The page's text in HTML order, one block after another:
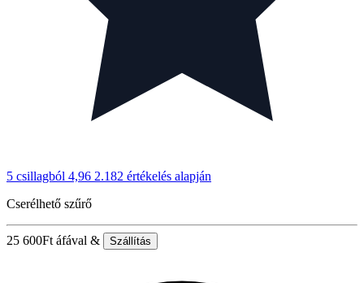
5 csillagból 4,96 2.182 értékelés alapján
Cserélhető szűrő
25 600Ft áfával & Szállítás